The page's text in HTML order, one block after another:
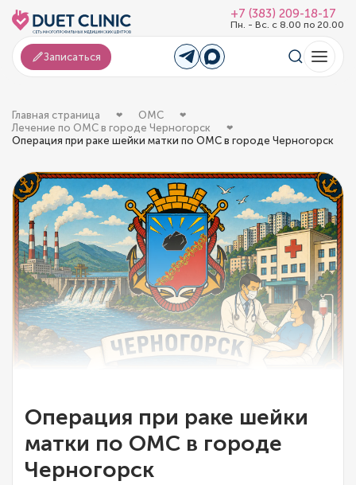
+7 (383) 209-18-17
Пн. - Вс. с 8.00 по 20.00
Записаться
Главная страница
ОМС
Лечение по ОМС в городе Черногорск
Операция при раке шейки матки по ОМС в городе Черногорск
Операция при раке шейки
матки по ОМС в городе
Черногорск